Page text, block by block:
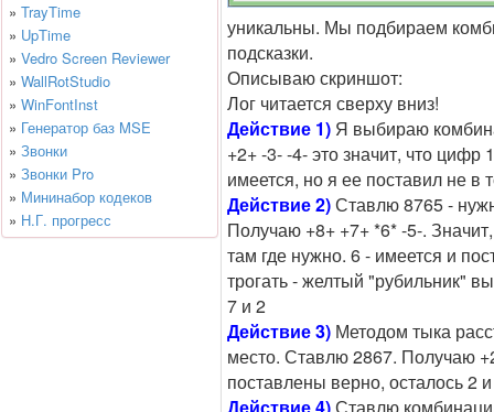
» TrayTime
» UpTime
» Vedro Screen Reviewer
» WallRotStudio
» WinFontInst
» Генератор баз MSE
» Звонки
» Звонки Pro
» Мининабор кодеков
» Н.Г. прогресс
уникальны. Мы подбираем
подсказки.
Описываю скриншот:
Лог читается сверху вниз!
Действие 1) Я выбираю
+2+ -3- -4- это значит, что
имеется, но я ее поставил не в
Действие 2)Ставлю 8765 -
Получаю +8+ +7+ *6* -5-.
там где нужно. 6 - имеется и
трогать - желтый "рубильник"
7 и 2
Действие 3) Методом тыка
место. Ставлю 2867. Получаю
поставлены верно, осталось 2